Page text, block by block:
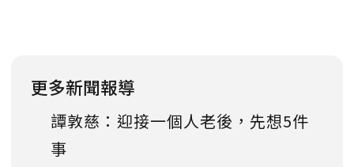
更多新聞報導
譚敦慈：迎接一個人老後，先想5件
事